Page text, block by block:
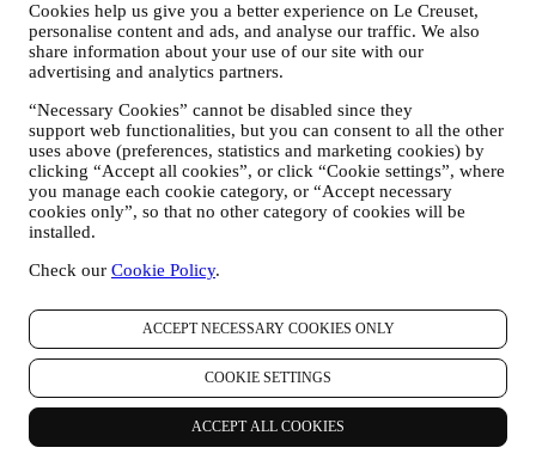
Cookies help us give you a better experience on Le Creuset,
personalise content and ads, and analyse our traffic. We also
share information about your use of our site with our
advertising and analytics partners.
“Necessary Cookies” cannot be disabled since they
support web functionalities, but you can consent to all the other
uses above (preferences, statistics and marketing cookies) by
clicking “Accept all cookies”, or click “Cookie settings”, where
you manage each cookie category, or “Accept necessary
cookies only”, so that no other category of cookies will be
installed.
Check our Cookie Policy.
ACCEPT NECESSARY COOKIES ONLY
COOKIE SETTINGS
ACCEPT ALL COOKIES
hacerlas más relevantes e interesantes. No será utilizada para
otros efectos. También recopilamos estadísticas sobre la
apertura de correo electrónico y clics utilizando tecnologías
estándar de la industria (incluidos los píxeles de seguimiento
en los correos electrónicos) para ayudarnos a monitorizar
nuestros boletines informativos. Este procesamiento se basa
en su consentimiento para recibir comunicaciones de
marketing personalizadas de nuestra parte. La opción de
suscripción se puede ejercer en los puntos donde se recopila
información personal seleccionando la casilla de verificación
correspondiente.
Exclusión voluntaria: Puede dejar de recibir nuestras
momento, de forma gratuita, a través de los métodos que se
muestran como parte de la comunicación (por ejemplo, para darse de
baja de la newsletter puede hacer clic en el enlace para darse de baja
que aparece en la parte inferior de cada correo electrónico). En
cualquier caso, si desea poner fin a cualquiera de nuestras
actividades de marketing, envíenos un correo electrónico a
privacy@lecreuset.com. Procesaremos su exclusión lo antes posible,